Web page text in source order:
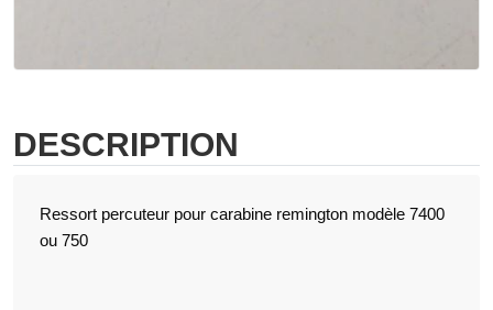
DESCRIPTION
Ressort percuteur pour carabine remington modèle 7400
ou 750